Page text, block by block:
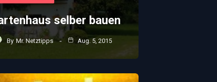
selber bauen
By Mr. Netztipps Aug. 5, 2015